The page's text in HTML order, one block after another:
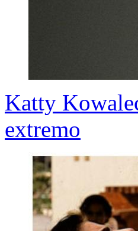
Katty
extremo